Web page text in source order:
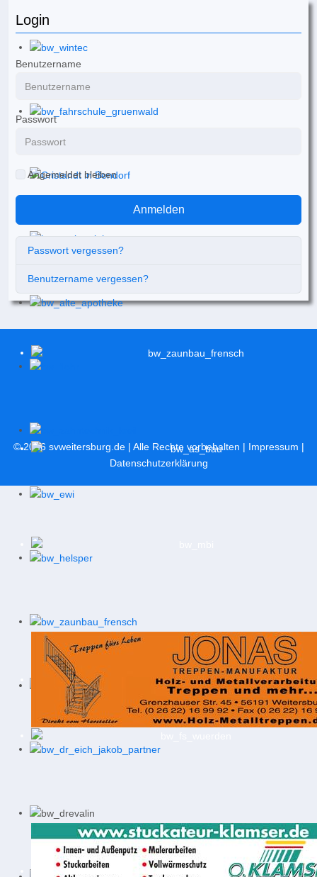
Login
Benutzername
Passwort
Angemeldet bleiben
Anmelden
Passwort vergessen?
Benutzername vergessen?
© 2026 svweitersburg.de| Alle Rechte vorbehalten | Impressum |
Datenschutzerklärung